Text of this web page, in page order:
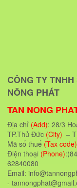
CÔNG TY
NÔNG PHÁT
TAN NONG
Địa chỉ (Add): 28/3
TP.Thủ Đức (City) –
Mã số thuế (Tax code)
Điện thoại (Phone)
62840080
Email:
-